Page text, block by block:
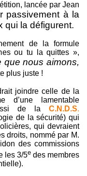
lancée par Jean
passivement à la
qui la défigurent.
de la formule
ou tu la quittes »,
que nous aimons,
plus juste !
joindre celle de la
d’une lamentable
de la C.N.D.S.
de la sécurité) qui
qui devraient
droits, nommé par M.
des commissions
les 3/5e des membres